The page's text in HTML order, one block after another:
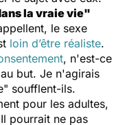
la vraie vie"
le sexe
loin d’être réaliste.
, n'est-ce
but. Je n'agirais
soufflent-ils.
pour les adultes,
pourrait ne pas